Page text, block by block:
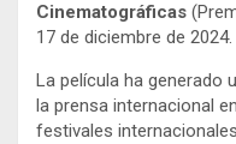
Cinematográficas
17 de diciembre de 2024.
La película ha generado
la prensa internacional
festivales